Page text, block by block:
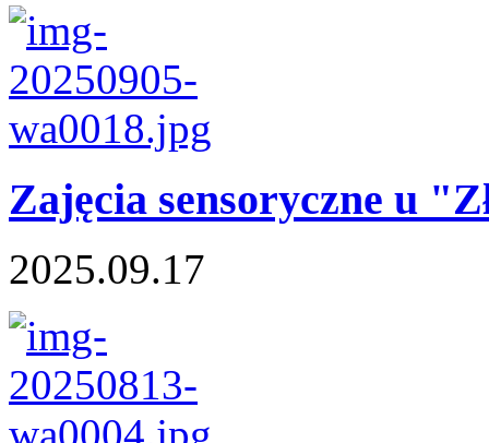
Zajęcia sensoryczne u
2025.09.17